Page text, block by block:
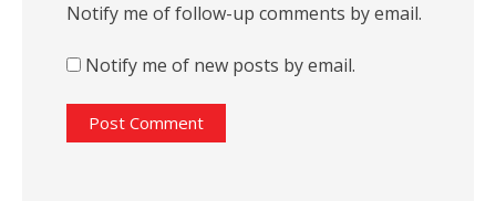
Notify me of follow-up comments by email.
Notify me of new posts by email.